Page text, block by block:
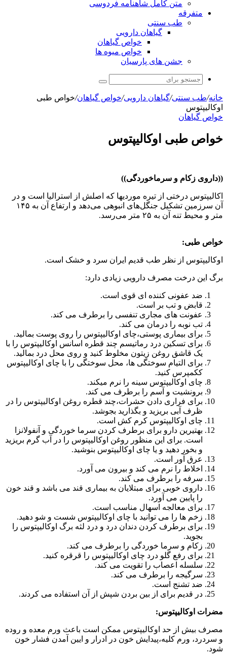
متن کامل شاهنامه فردوسی
متفرقه
طب سنتی
گیاهان دارویی
خواص گیاهان
خواص میوه ها
جشن های پارسیان
جستجو
برای
خانه/طب سنتی/گیاهان دارویی/خواص گیاهان/خواص طبی
اوکالیپتوس
خواص گیاهان
خواص طبی اوکالیپتوس
((داروی زکام و سرماخوردگی))
اکالیپتوس درختی از تیره موردیها که اصلش از استرالیا است و در
آن سرزمین تشکیل جنگل‌های انبوهی می‌دهد و ارتفاع آن به ۱۴۵
متر و محیط تنه آن به ۲۵ متر می‌رسد.
خواص طبی:
اوکالیپتوس از نظر طب قدیم ایران سرد و خشک است.
برگ این درخت مصرف دارویی زیادی دارد:
ضد عفونی کننده ای قوی است.
قابض و تب بر است.
عفونت های مجاری تنفسی را برطرف می کند.
تب نوبه را درمان می کند.
برای بیماری پوستی،چای اوکالیپتوس را روی پوست بمالید.
برای تسکین درد رماتیسم چند قطره اسانس اوکالیپتوس را با
یک قاشق روغن زیتون مخلوط کنید و روی محل درد بمالید.
برای التیام سوختگی ها، محل سوختگی را با چای اوکالیپتوس
ککمپرس کنید.
چای اوکالیپتوس سینه را نرم میکند.
برونشیت و آسم را برطرف می کند.
برای فراری دادن حشرات،چند قطره روغن اوکالیپتوس را در
ظرف آبی بریزید و بگذارید بجوشد.
چای اوکالیپتوس کرم کش است.
بهتیرین دارو برای برطرف کردن سرما خوردگی و آنفولانزا
است. برای این منظور روغن اوکالیپتوس را در آب گرم بریزید
و بخور دهید و یا چای اوکالیپتوس بنوشید.
عرق آور است.
اخلاط را نرم می کند و بیرون می آورد.
سرفه را برطرف می کند.
داروی خوبی برای مبتلایان به بیماری قند می باشد و قند خون
را پایین می آورد.
برای معالجه اسهال مناسب است.
زخم ها را می توانید با چای اوکالیپتوس شست و شو دهید.
برای برطرف کردن دندان درد و درد لثه برگ اوکالیپتوس را
بجوید.
زکام و سرما خوردگی را برطرف می کند.
برای رفع گلو درد چای اوکالیپتوس را قرقره کنید.
سلسله اعصاب را تقویت می کند.
سرگیجه را برطرف می کند.
ضد تشنج است.
در قدیم برای از بین بردن شپش از آن استفاده می کردند.
مضرات اوکالیپتوس:
مصرف بیش از حد اوکالیپتوس ممکن است باعث ورم معده و روده
و سردرد، ورم کلیه،پیدایش خون در ادرار و ایین آمدن فشار خون
شود.